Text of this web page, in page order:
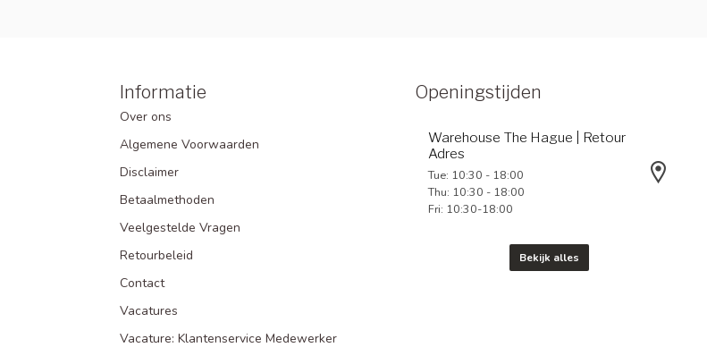
Informatie
Over ons
Algemene Voorwaarden
Disclaimer
Betaalmethoden
Veelgestelde Vragen
Retourbeleid
Contact
Vacatures
Vacature: Klantenservice Medewerker
Openingstijden
Warehouse The Hague | Retour
Adres
Tue: 10:30 - 18:00
Thu: 10:30 - 18:00
Fri: 10:30-18:00
Bekijk alles